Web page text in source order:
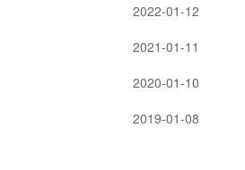
2022-01-12
2021-01-11
2020-01-10
2019-01-08